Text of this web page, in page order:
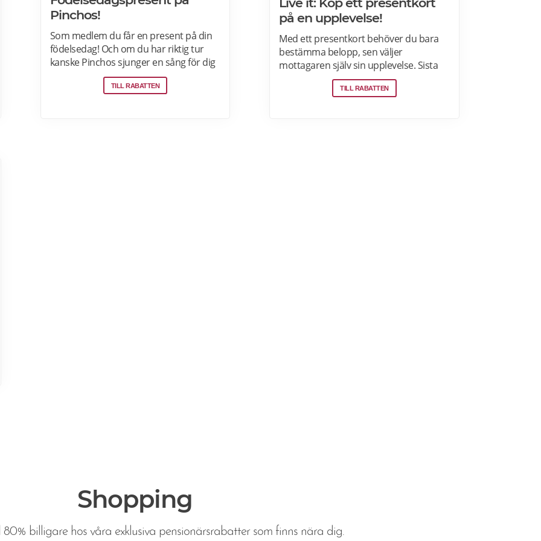
Pinchos!
Som medlem du får en present på din
födelsedag! Och om du har riktig tur
kanske Pinchos sjunger en sång för dig
när du äter middag hos Pinchos. Din
present finns tillgänglig i appen två
TILL RABATTEN
på en upplevelse!
Med ett presentkort behöver du bara
bestämma belopp, sen väljer
mottagaren själv sin upplevelse. Sista
minuten? Få presentkortet med digital
leverans direkt – perfekt även i sista
TILL RABATTEN
Shopping
billigare hos våra exklusiva pensionärsrabatter som finns nära dig.